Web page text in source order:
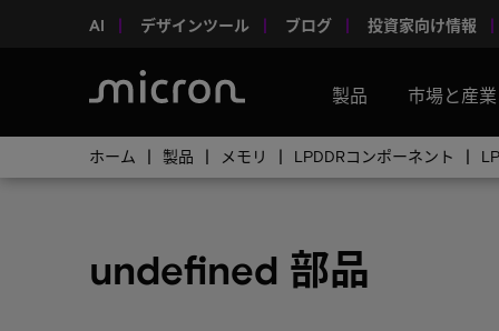
AI デザインツール ブログ 投資家向け情報
製品 市場と産業
ホーム 製品 メモリ LPDDRコンポーネント
undefined 部品